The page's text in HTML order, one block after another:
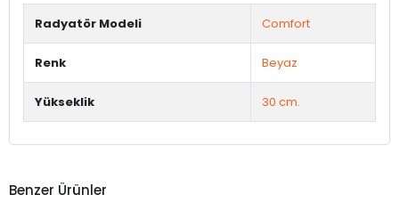
Radyatör Modeli Comfort
Renk Beyaz
Yükseklik 30 cm.
Benzer Ürünler